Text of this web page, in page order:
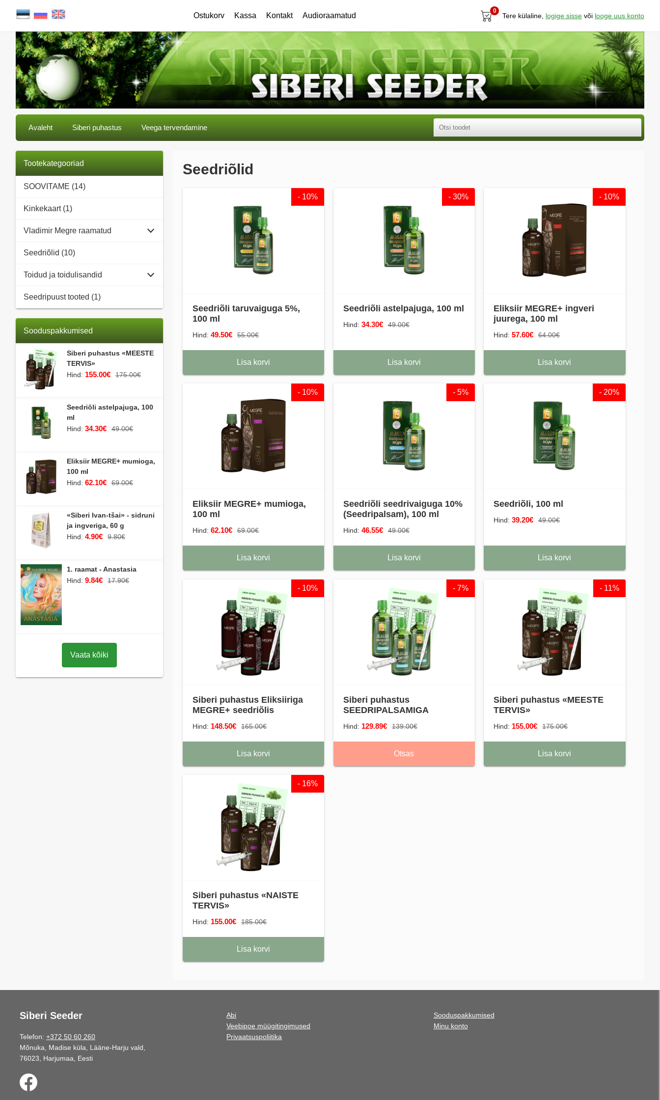
Ostukorv Kassa Kontakt Audioraamatud
0
Tere külaline, logige sisse või looge uus konto
Avaleht Siberi puhastus Veega tervendamine
Tootekategooriad
SOOVITAME (14)
Kinkekaart (1)
Vladimir Megre raamatud
Seedriõlid (10)
Toidud ja toidulisandid
Seedripuust tooted (1)
Sooduspakkumised
Siberi puhastus «MEESTE
TERVIS»
Hind: 155.00€ 175.00€
Seedriõli astelpajuga, 100
ml
Hind: 34.30€ 49.00€
Eliksiir MEGRE+ mumioga,
100 ml
Hind: 62.10€ 69.00€
«Siberi Ivan-tšai» - sidruni
ja ingveriga, 60 g
Hind: 4.90€ 9.80€
1. raamat - Anastasia
Hind: 9.84€ 17.90€
Vaata kõiki
Seedriõlid
Seedriõli taruvaiguga 5%,
100 ml
Hind:
- 10%
49.50€ 55.00€
Lisa korvi
Seedriõli astelpajuga, 100 ml
Hind:
- 30%
34.30€ 49.00€
Lisa korvi
Eliksiir MEGRE+ ingveri
juurega, 100 ml
Hind:
- 10%
57.60€ 64.00€
Lisa korvi
Eliksiir MEGRE+ mumioga,
100 ml
Hind:
- 10%
62.10€ 69.00€
Lisa korvi
Seedriõli seedrivaiguga 10%
(Seedripalsam), 100 ml
Hind:
- 5%
46.55€ 49.00€
Lisa korvi
Seedriõli, 100 ml
Hind:
- 20%
39.20€ 49.00€
Lisa korvi
Siberi puhastus Eliksiiriga
MEGRE+ seedriõlis
Hind:
- 10%
148.50€ 165.00€
Lisa korvi
Siberi puhastus
SEEDRIPALSAMIGA
Hind:
- 7%
129.89€ 139.00€
Otsas
Siberi puhastus «MEESTE
TERVIS»
Hind:
- 11%
155.00€ 175.00€
Lisa korvi
Siberi puhastus «NAISTE
TERVIS»
Hind:
- 16%
155.00€ 185.00€
Lisa korvi
Siberi Seeder
Telefon: +372 50 60 260
Mõnuka, Madise küla, Lääne-Harju vald,
76023, Harjumaa, Eesti
Abi
Veebipoe müügitingimused
Privaatsuspoliitika
Sooduspakkumised
Minu konto